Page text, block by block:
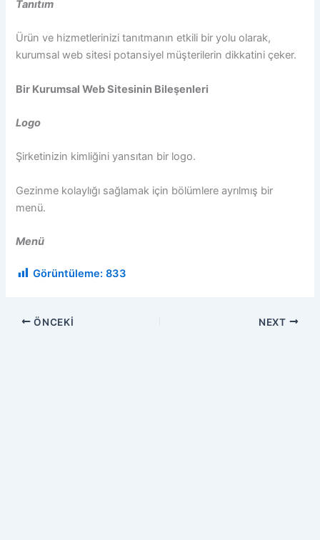
Tanıtım
Ürün ve hizmetlerinizi tanıtmanın etkili bir yolu olarak,
kurumsal web sitesi potansiyel müşterilerin dikkatini çeker.
Bir Kurumsal Web Sitesinin Bileşenleri
Logo
Şirketinizin kimliğini yansıtan bir logo.
Gezinme kolaylığı sağlamak için bölümlere ayrılmış bir
menü.
Menü
Görüntüleme: 833
ÖNCEKI NEXT